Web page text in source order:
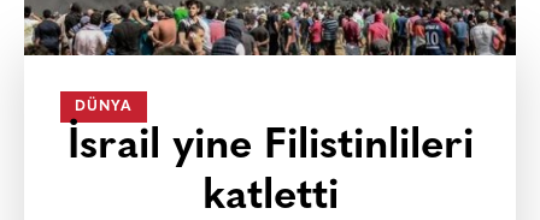
DÜNYA
İsrail yine Filistinlileri
katletti